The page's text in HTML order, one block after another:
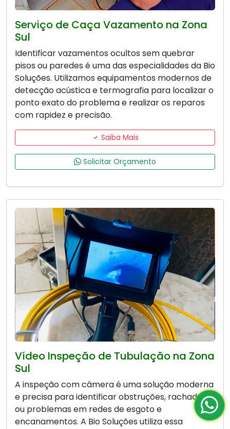
Serviço de Caça Vazamento na Zona
Sul
Identificar vazamentos ocultos sem quebrar
pisos ou paredes é uma das especialidades da Bio
Soluções. Utilizamos equipamentos modernos de
detecção acústica e termografia para localizar o
ponto exato do problema e realizar os reparos
com rapidez e precisão.
Saiba Mais
Solicitar Orçamento
Vídeo Inspeção de Tubulação na Zona
Sul
A inspeção com câmera é uma solução moderna
e precisa para identificar obstruções, rachaduras
ou problemas em redes de esgoto e
encanamentos. A Bio Soluções utiliza essa